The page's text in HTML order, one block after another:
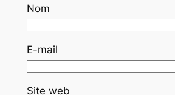
Nom
E-mail
Site web